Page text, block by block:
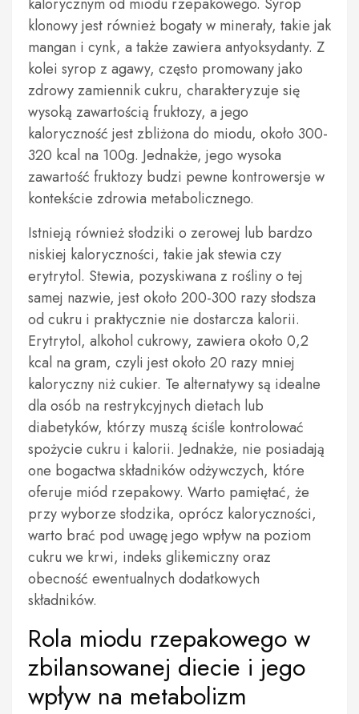
klonowy jest również bogaty w minerały, takie jak
mangan i cynk, a także zawiera antyoksydanty. Z
kolei syrop z agawy, często promowany jako
zdrowy zamiennik cukru, charakteryzuje się
wysoką zawartością fruktozy, a jego
kaloryczność jest zbliżona do miodu, około 300-
320 kcal na 100g. Jednakże, jego wysoka
zawartość fruktozy budzi pewne kontrowersje w
kontekście zdrowia metabolicznego.
Istnieją również słodziki o zerowej lub bardzo
niskiej kaloryczności, takie jak stewia czy
erytrytol. Stewia, pozyskiwana z rośliny o tej
samej nazwie, jest około 200-300 razy słodsza
od cukru i praktycznie nie dostarcza kalorii.
Erytrytol, alkohol cukrowy, zawiera około 0,2
kcal na gram, czyli jest około 20 razy mniej
kaloryczny niż cukier. Te alternatywy są idealne
dla osób na restrykcyjnych dietach lub
diabetyków, którzy muszą ściśle kontrolować
spożycie cukru i kalorii. Jednakże, nie posiadają
one bogactwa składników odżywczych, które
oferuje miód rzepakowy. Warto pamiętać, że
przy wyborze słodzika, oprócz kaloryczności,
warto brać pod uwagę jego wpływ na poziom
cukru we krwi, indeks glikemiczny oraz
obecność ewentualnych dodatkowych
składników.
Rola miodu rzepakowego w
zbilansowanej diecie i jego
wpływ na metabolizm